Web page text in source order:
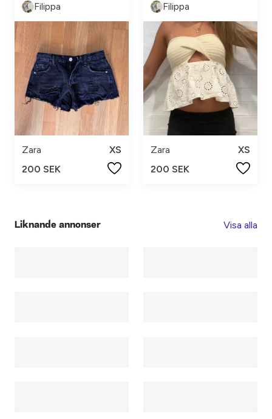
Filippa
Zara
XS
200 SEK
Filippa
Zara
XS
200 SEK
Liknande annonser Visa alla